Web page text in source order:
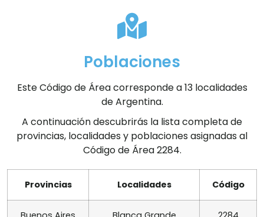
Poblaciones
Este Código de Área corresponde a 13 localidades
de Argentina.
A continuación descubrirás la lista completa de
provincias, localidades y poblaciones asignadas al
Código de Área 2284.
Provincias Localidades Código